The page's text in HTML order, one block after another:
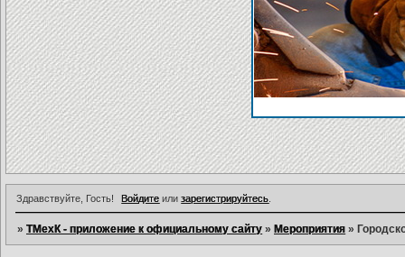
Здравствуйте, Гость! Войдите илизарегистрируйтесь
»ТМехК - приложение к официальному сайту » Мероприятия »